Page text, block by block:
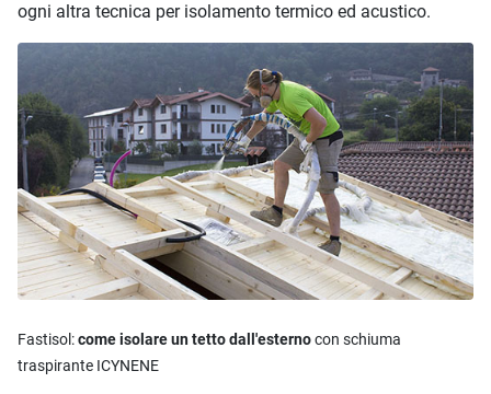
ogni altra tecnica per isolamento termico ed acustico.
Fastisol:come isolare un tetto dall'esternocon schiuma
traspirante ICYNENE